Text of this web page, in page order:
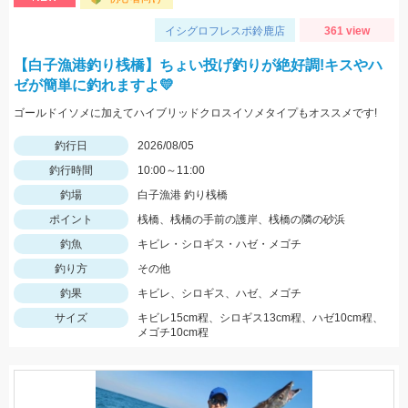
イシグロフレスポ鈴鹿店 361 view
【白子漁港釣り桟橋】ちょい投げ釣りが絶好調!キスやハ
ゼが簡単に釣れますよ💛
ゴールドイソメに加えてハイブリッドクロスイソメタイプもオススメです!
釣行日
2026/08/05
釣行時間
10:00～11:00
釣場
白子漁港 釣り桟橋
ポイント
桟橋、桟橋の手前の護岸、桟橋の隣の砂浜
釣魚
キビレ・シロギス・ハゼ・メゴチ
釣り方
その他
釣果
キビレ、シロギス、ハゼ、メゴチ
サイズ
キビレ15cm程、シロギス13cm程、ハゼ10cm程、
メゴチ10cm程